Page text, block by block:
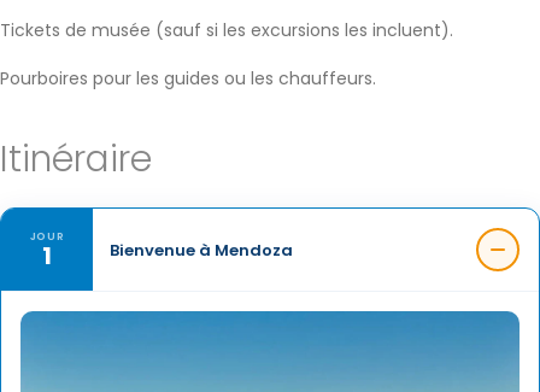
Tickets de musée (sauf si les excursions les incluent).
Pourboires pour les guides ou les chauffeurs.
Itinéraire
JOUR
1 Bienvenue à Mendoza